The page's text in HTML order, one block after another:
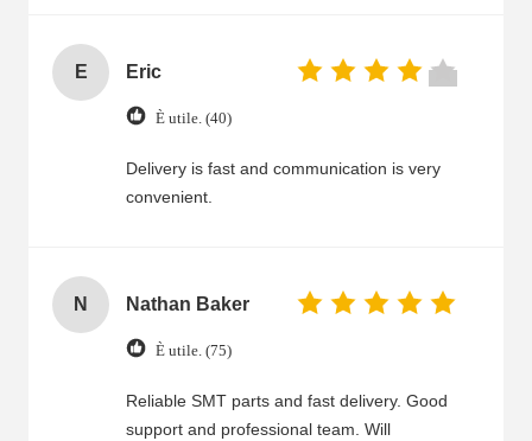
E Eric
È utile. (40)
Delivery is fast and communication is very
convenient.
N Nathan Baker
È utile. (75)
Reliable SMT parts and fast delivery. Good
support and professional team. Will